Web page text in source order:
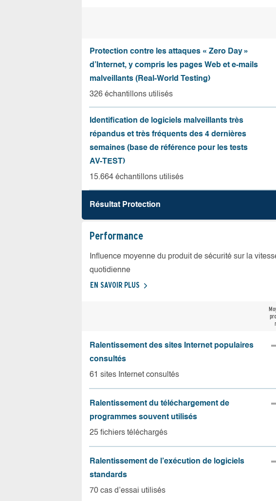
Protection contre les attaques « Zero Day »
d’Internet, y compris les pages Web et e-mails
malveillants (Real-World Testing)
326 échantillons utilisés
Identification de logiciels malveillants très
répandus et très fréquents des 4 dernières
semaines (base de référence pour les tests
AV-TEST)
15.664 échantillons utilisés
Résultat Protection
Performance
Influence moyenne du produit de sécurité sur la
quotidienne
EN SAVOIR PLUS
Ralentissement des sites Internet populaires
consultés
61 sites Internet consultés
Ralentissement du téléchargement de
programmes souvent utilisés
25 fichiers téléchargés
Ralentissement de l’exécution de logiciels
standards
70 cas d’essai utilisés